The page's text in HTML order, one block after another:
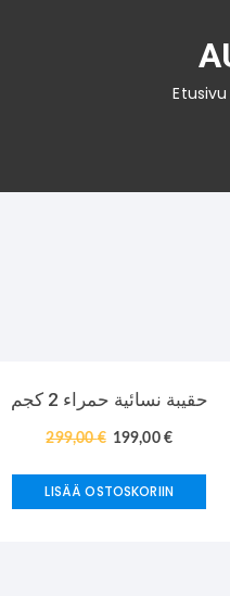
Etusivu
حقيبة نسائية حمراء 2 كجم
299,00€ 199,00 €
LISÄÄ OSTOSKORIIN